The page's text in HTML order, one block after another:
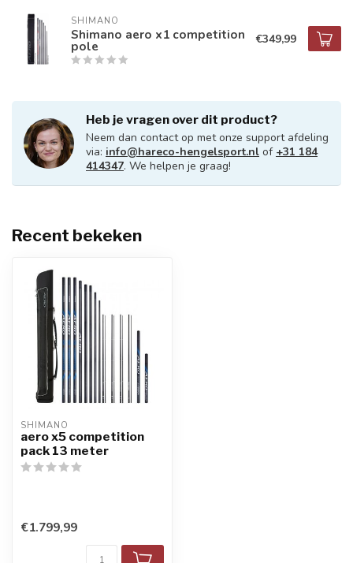
SHIMANO
Shimano aero x1 competition
pole €349,99
Heb je vragen over dit product?
Neem dan contact op met onze support afdeling
via: info@hareco-hengelsport.nl of +31 184
414347. We helpen je graag!
Recent bekeken
SHIMANO
aero x5 competition
pack 13 meter
€1.799,99